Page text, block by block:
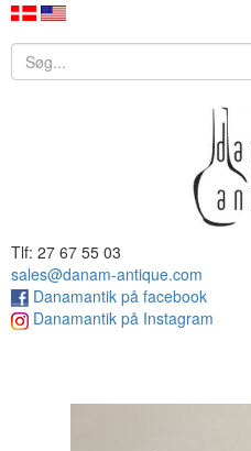
Tlf: 27 67 55 03
sales@danam-antique.com
Danamantik på facebook
Danamantik på Instagram